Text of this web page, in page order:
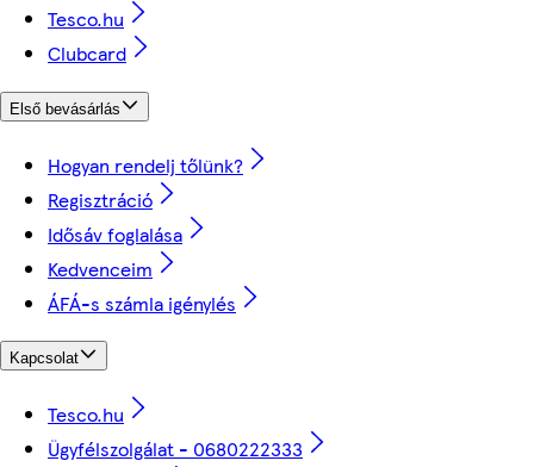
Tesco.hu
Clubcard
Első bevásárlás
Hogyan rendelj tőlünk?
Regisztráció
Idősáv foglalása
Kedvenceim
ÁFÁ-s számla igénylés
Kapcsolat
Tesco.hu
Ügyfélszolgálat - 0680222333